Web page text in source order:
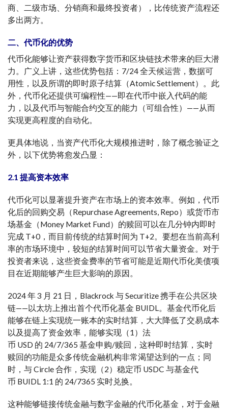
商、二级市场、分销商和最终投资者），比传统资产流程还
多出两方。
二、代币化的优势
代币化能够让资产获得数字货币和区块链技术带来的巨大潜
力。广义上讲，这些优势包括：7/24 全天候运营，数据可
用性，以及所谓的即时原子结算（Atomic Settlement）。此
外，代币化还提供可编程性——即在代币中嵌入代码的能
力，以及代币与智能合约交互的能力（可组合性）——从而
实现更高程度的自动化。
更具体地说，当资产代币化大规模推进时，除了概念验证之
外，以下优势将愈发凸显：
2.1 提高资本效率
代币化可以显著提升资产在市场上的资本效率。例如，代币
化后的回购交易（Repurchase Agreements, Repo）或货币市
场基金（Money Market Fund）的赎回可以在几分钟内即时
完成 T+0，而目前传统的结算时间为 T+2。要想在当前高利
率的市场环境中，较短的结算时间可以节省大量资金。对于
投资者来说，这些资金费率的节省可能是近期代币化美债项
目在近期能够产生巨大影响的原因。
2024 年 3 月 21 日， Blackrock 与 Securitize 携手在公共区块
链——以太坊上推出首个代币化基金 BUIDL。基金代币化后
能够在链上实现统一账本的实时结算，大大降低了交易成本
以及提高了资金效率，能够实现（1）法
币 USD 的 24/7/365 基金申购/赎回，这种即时结算，实时
赎回的功能是众多传统金融机构非常渴望达到的一点；同
时，与 Circle 合作，实现（2）稳定币 USDC 与基金代
币 BUIDL 1:1 的 24/7365 实时兑换。
这种能够链接传统金融与数字金融的代币化基金，对于金融